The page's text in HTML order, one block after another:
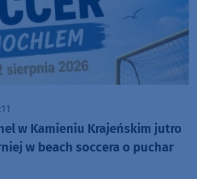
w Kamieniu Krajeńskim jutro
w beach soccera o puchar